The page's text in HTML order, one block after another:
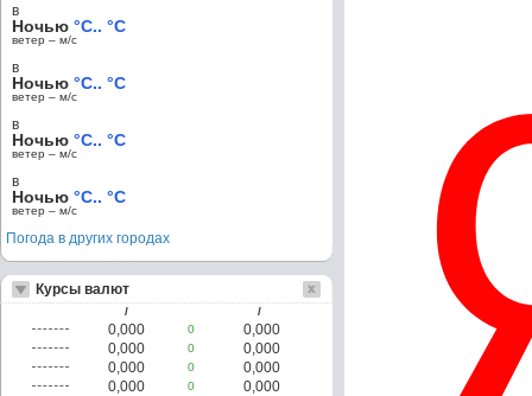
в
Ночью °C.. °C
ветер – м/c
в
Ночью °C.. °C
ветер – м/c
в
Ночью °C.. °C
ветер – м/c
в
Ночью °C.. °C
ветер – м/c
Погода в других городах
Курсы валют
/ /
0,000 0
0,000
0,000
0
0,000
0,000
0
0,000
0,000
0
0,000